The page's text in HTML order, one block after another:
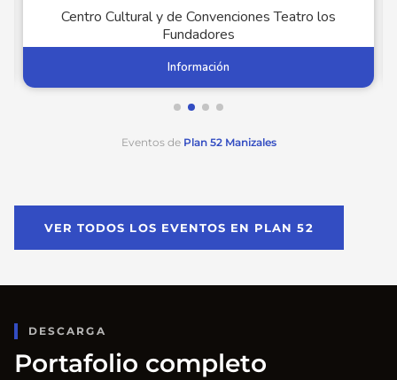
Centro Cultural y de Convenciones Teatro los
Fundadores
Información
Eventos de Plan 52 Manizales
VER TODOS LOS EVENTOS EN PLAN 52
DESCARGA
Portafolio completo